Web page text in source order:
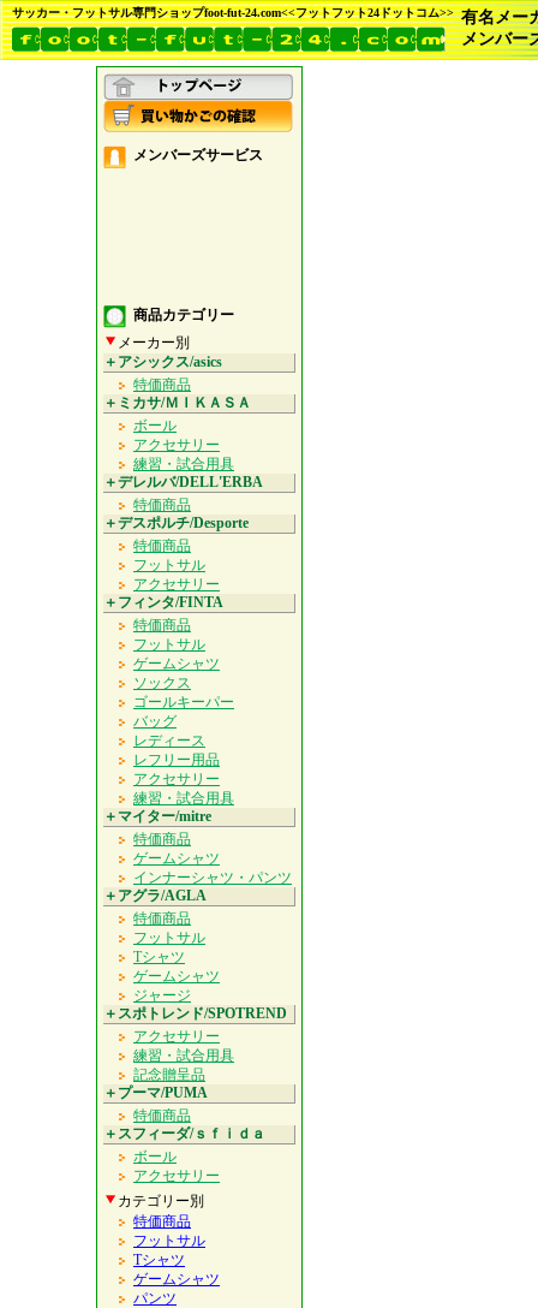
有名メー
メンバー
サッカー・フットサル専門ショップfoot-fut-24.com<<フットフット24ドットコム>>
メンバーズサービス
商品カテゴリー
メーカー別
＋アシックス/asics
特価商品
＋ミカサ/ＭＩＫＡＳＡ
ボール
アクセサリー
練習・試合用具
＋デレルバ/DELL'ERBA
特価商品
＋デスポルチ/Desporte
特価商品
フットサル
アクセサリー
＋フィンタ/FINTA
特価商品
フットサル
ゲームシャツ
ソックス
ゴールキーパー
バッグ
レディース
レフリー用品
アクセサリー
練習・試合用具
＋マイター/mitre
特価商品
ゲームシャツ
インナーシャツ・パンツ
＋アグラ/AGLA
特価商品
フットサル
Tシャツ
ゲームシャツ
ジャージ
＋スポトレンド/SPOTREND
アクセサリー
練習・試合用具
記念贈呈品
＋プーマ/PUMA
特価商品
＋スフィーダ/ｓｆｉｄａ
ボール
アクセサリー
カテゴリー別
特価商品
フットサル
Tシャツ
ゲームシャツ
パンツ